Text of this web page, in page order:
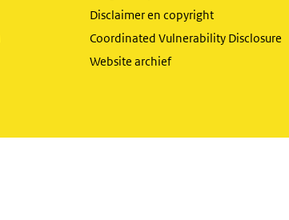
Disclaimer en copyright
Coordinated Vulnerability Disclosure
Website archief